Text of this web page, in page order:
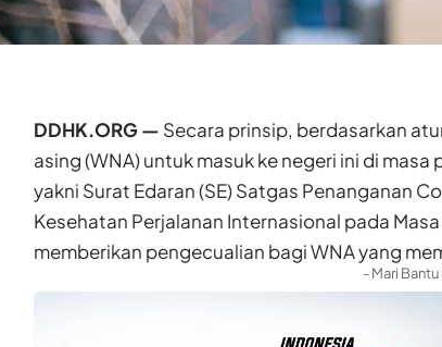
DDHK.ORG — Secara prinsip, berdasarkan
asing (WNA) untuk masuk ke negeri ini di
yakni Surat Edaran (SE) Satgas Penanganan
Kesehatan Perjalanan Internasional pada
memberikan pengecualian bagi WNA yang
- Mari